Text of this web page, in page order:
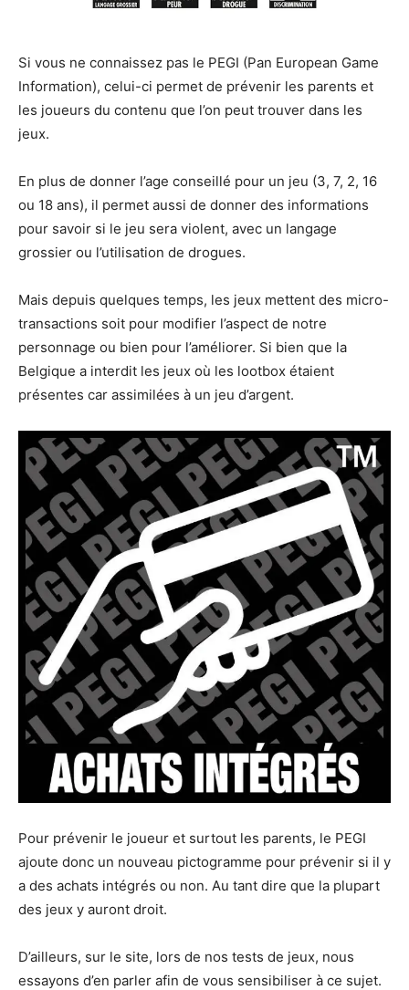
Si vous ne connaissez pas le PEGI (Pan European Game
Information), celui-ci permet de prévenir les parents et
les joueurs du contenu que l’on peut trouver dans les
jeux.
En plus de donner l’age conseillé pour un jeu (3, 7, 2, 16
ou 18 ans), il permet aussi de donner des informations
pour savoir si le jeu sera violent, avec un langage
grossier ou l’utilisation de drogues.
Mais depuis quelques temps, les jeux mettent des micro-
transactions soit pour modifier l’aspect de notre
personnage ou bien pour l’améliorer. Si bien que la
Belgique a interdit les jeux où les lootbox étaient
présentes car assimilées à un jeu d’argent.
Pour prévenir le joueur et surtout les parents, le PEGI
ajoute donc un nouveau pictogramme pour prévenir si il y
a des achats intégrés ou non. Au tant dire que la plupart
des jeux y auront droit.
D’ailleurs, sur le site, lors de nos tests de jeux, nous
essayons d’en parler afin de vous sensibiliser à ce sujet.